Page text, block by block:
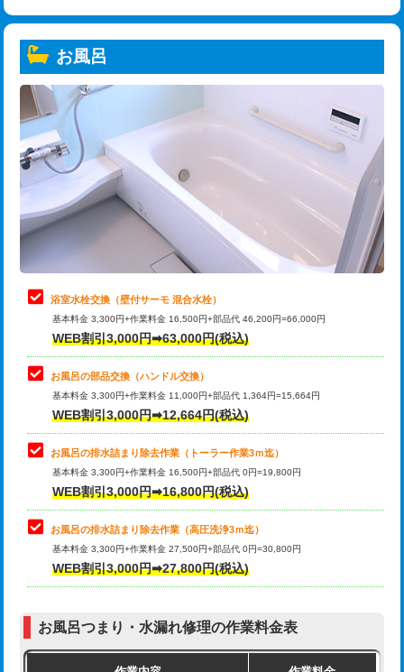
トーラー機使用/3mまで
追加トーラー機使用/3m超え
カメラ調査 33,000円
桝清掃 8,800円
止水・漏水調査・防水処理・清掃・修
理・調整・分解・加工など（軽作業）
止水・漏水調査・防水処理・清掃・修
理・調整・分解・加工など（中作業）
22,000円
止水・漏水調査・防水処理・清掃・修
理・調整・分解・加工など（重作業）
33,000円
トイレタンク脱着
トイレ便器脱着
タンクレストイレ脱着 33,000円
小便器トイレ脱着
その他部品の脱着 8,800円～
交換・取付（タンク）
交換・取付（普通便座） 11,000円+材料費
お風呂
浴室水栓交換（壁付サーモ 混合水栓）
基本料金 3,300円+作業料金 16,500円+部品代 46,200円=66,000円
WEB割引3,000円➡63,000円(税込)
お風呂の部品交換（ハンドル交換）
基本料金 3,300円+作業料金 11,000円+部品代 1,364円=15,664円
WEB割引3,000円➡12,664円(税込)
お風呂の排水詰まり除去作業（トーラー作業3ｍ迄）
基本料金 3,300円+作業料金 16,500円+部品代 0円=19,800円
WEB割引3,000円➡16,800円(税込)
お風呂の排水詰まり除去作業（高圧洗浄3ｍ迄）
基本料金 3,300円+作業料金 27,500円+部品代 0円=30,800円
WEB割引3,000円➡27,800円(税込)
お風呂つまり・水漏れ修理の作業料金表